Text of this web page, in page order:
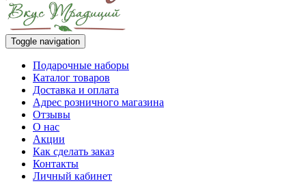
Toggle navigation
Подарочные наборы
Каталог товаров
Доставка и оплата
Адрес розничного магазина
Отзывы
О нас
Акции
Как сделать заказ
Контакты
Личный кабинет